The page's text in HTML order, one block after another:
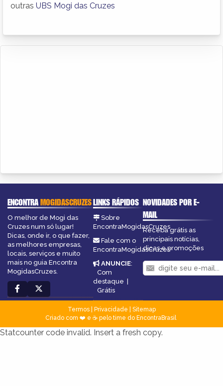
outras UBS Mogi das Cruzes
ENCONTRAMOGIDASCRUZES
O melhor de Mogi das
Cruzes num só lugar!
Dicas, onde ir, o que fazer,
as melhores empresas,
locais, serviços e muito
mais no guia Encontra
MogidasCruzes.
LINKS RÁPIDOS
Sobre
EncontraMogidasCruzes
Fale com o
EncontraMogidasCruzes
ANUNCIE:
Com
destaque |
Grátis
NOVIDADES POR E-
MAIL
Receba grátis as
principais notícias,
dicas e promoções
Termos| Privacidade
Sitemap
Criado com ❤️ e ☕ pelo time do EncontraBrasil
Statcounter code invalid. Insert a fresh copy.